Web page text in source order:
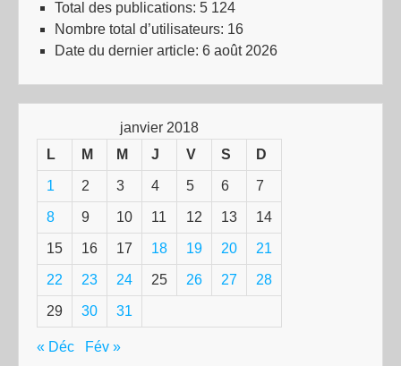
Total des publications: 5 124
Nombre total d’utilisateurs: 16
Date du dernier article: 6 août 2026
janvier 2018
L
M M J V S D
1 2 3 4 5 6 7
8 9 10 11 12 13 14
15 16 17 18 19 20 21
22 23 24 25 26 27 28
29 30 31
« Déc Fév »